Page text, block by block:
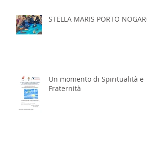
STELLA MARIS PORTO NOGARO
Un momento di Spiritualità e
Fraternità